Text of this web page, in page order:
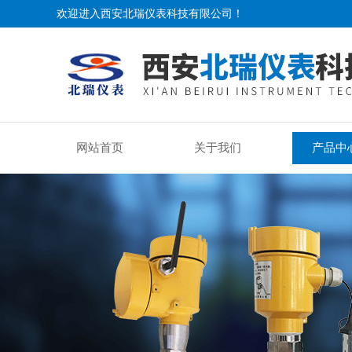
欢迎进入西安北瑞仪表科技有限公司！
网站首页 关于我们 产品中